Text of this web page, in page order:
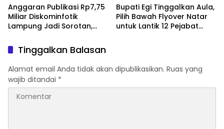
Anggaran Publikasi Rp7,75
Miliar Diskominfotik
Lampung Jadi Sorotan,
Dana Dipertanyakan
Bupati Egi Tinggalkan Aula,
Pilih Bawah Flyover Natar
untuk Lantik 12 Pejabat
Tinggalkan Balasan
Alamat email Anda tidak akan dipublikasikan. Ruas yang
wajib ditandai *